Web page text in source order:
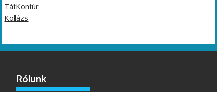
TátKontúr
Kollázs
Rólunk